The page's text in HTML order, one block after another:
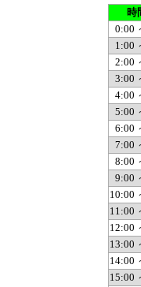
時
0:00
1:00
2:00
3:00
4:00
5:00
6:00
7:00
8:00
9:00
10:00
11:00
12:00
13:00
14:00
15:00